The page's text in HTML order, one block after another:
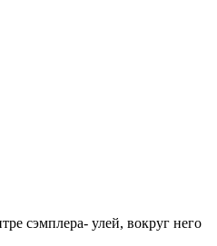
сэмплера- улей, вокруг него